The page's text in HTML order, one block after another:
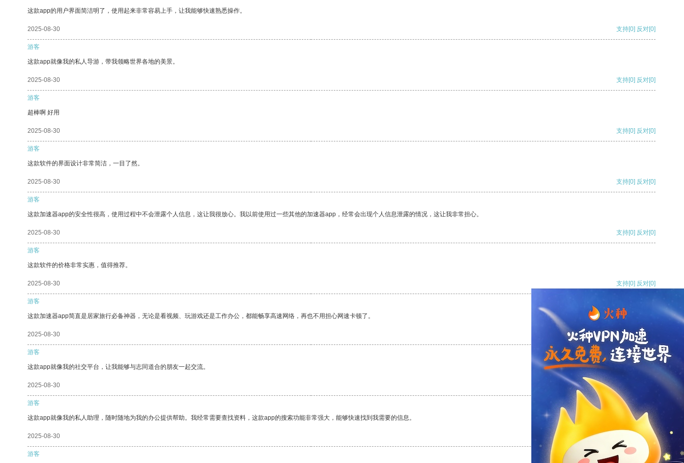
这款app的用户界面简洁明了，使用起来非常容易上手，让我能够快速熟悉操作。
2025-08-30 支持[0] 反对[0]
游客
这款app就像我的私人导游，带我领略世界各地的美景。
2025-08-30 支持[0] 反对[0]
游客
超棒啊 好用
2025-08-30 支持[0] 反对[0]
游客
这款软件的界面设计非常简洁，一目了然。
2025-08-30 支持[0] 反对[0]
游客
这款加速器app的安全性很高，使用过程中不会泄露个人信息，这让我很放心。我以前使用过一些其他的加速器app，经常会出现个人信息泄露的情况，这让我非常担心。
2025-08-30 支持[0] 反对[0]
游客
这款软件的价格非常实惠，值得推荐。
2025-08-30 支持[0] 反对[0]
游客
这款加速器app简直是居家旅行必备神器，无论是看视频、玩游戏还是工作办公，都能畅享高速网络，再也不用担心网速卡顿了。
2025-08-30 支持[0] 反对
游客
这款app就像我的社交平台，让我能够与志同道合的朋友一起交流。
2025-08-30 支持
游客
这款app就像我的私人助理，随时随地为我的办公提供帮助。我经常需要查找资料，这款app的搜索功能非常强大，能够快速找到我需要的信息。
2025-08-30 反对 [0]
游客